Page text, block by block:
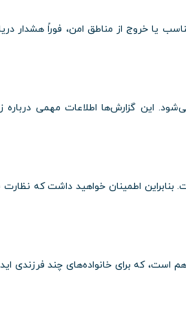
یا خروج از مناطق امن، فوراً هشدار
این گزارش‌ها اطلاعات مهمی درباره
اطمینان خواهید داشت که نظارت
است، که برای خانواده‌های چند فرزندی